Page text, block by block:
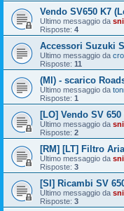
Vendo SV650 K7
Ultimo messaggio da
Risposte: 4
Accessori Suzuki
Ultimo messaggio da
Risposte: 11
(MI) - scarico
Ultimo messaggio da
Risposte: 1
[LO] Vendo SV 650
Ultimo messaggio da
Risposte: 2
[RM] [LT] Filtro
Ultimo messaggio da
Risposte: 3
[SI] Ricambi SV
Ultimo messaggio da
Risposte: 3